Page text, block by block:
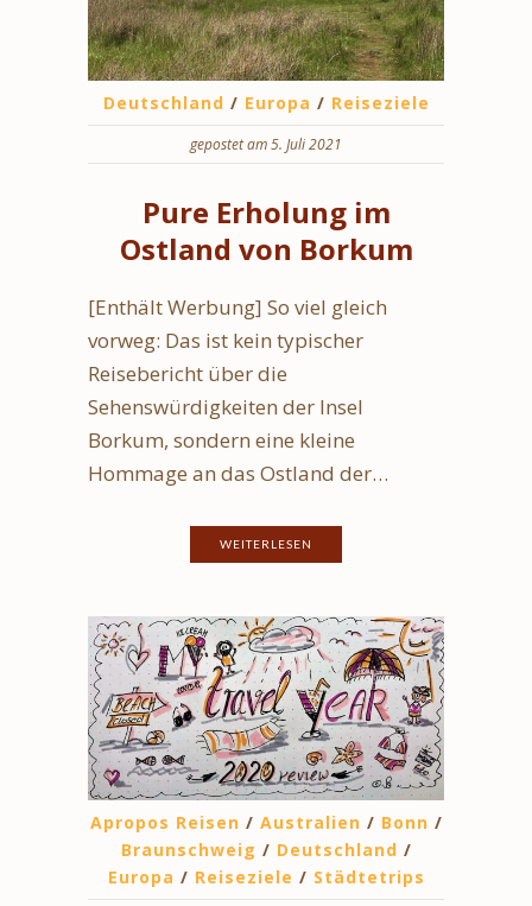
Deutschland / Europa / Reiseziele
gepostet am 5. Juli 2021
Pure Erholung im
Ostland von Borkum
[Enthält Werbung] So viel gleich
vorweg: Das ist kein typischer
Reisebericht über die
Sehenswürdigkeiten der Insel
Borkum, sondern eine kleine
Hommage an das Ostland der…
WEITERLESEN
Apropos Reisen / Australien / Bonn /
Braunschweig / Deutschland /
Europa / Reiseziele / Städtetrips